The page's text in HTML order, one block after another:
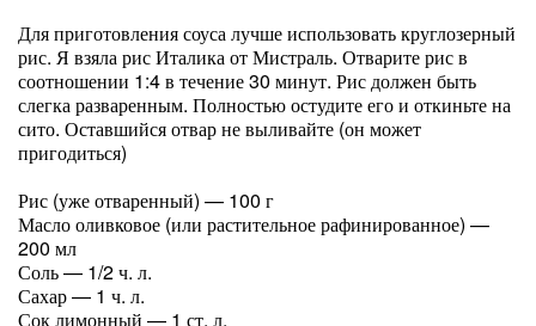
Для приготовления соуса лучше использовать круглозерный
рис. Я взяла рис Италика от Мистраль. Отварите рис в
соотношении 1:4 в течение 30 минут. Рис должен быть
слегка разваренным. Полностью остудите его и откиньте на
сито. Оставшийся отвар не выливайте (он может
пригодиться)
Рис (уже отваренный) — 100 г
Масло оливковое (или растительное рафинированное) —
200 мл
Соль — 1/2 ч. л.
Сахар — 1 ч. л.
Сок лимонный — 1 ст. л.